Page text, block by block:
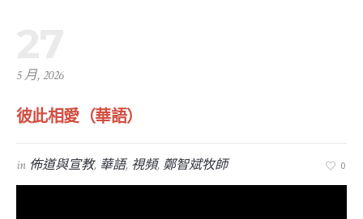
5 月, 2026
彼此相愛（華語）
in 佈道與宣教, 華語, 視頻,鄭智斌牧師 0